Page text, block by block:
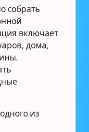
собрать
включает
дома,
из